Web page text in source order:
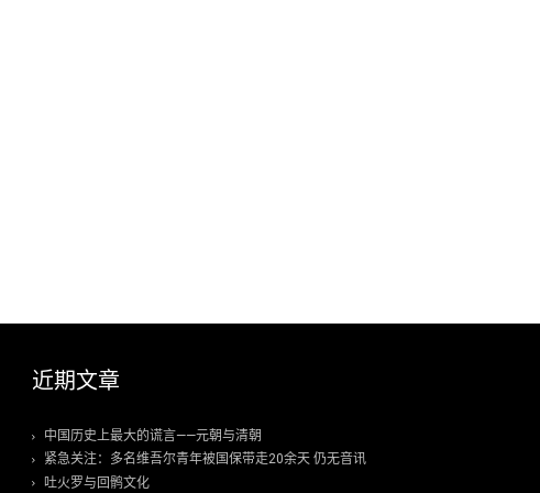
近期文章
中国历史上最大的谎言——元朝与清朝
紧急关注：多名维吾尔青年被国保带走20余天 仍无音讯
吐火罗与回鹘文化